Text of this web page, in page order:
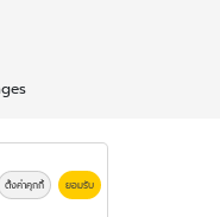
ตั้งค่าคุกกี้ ยอมรับ